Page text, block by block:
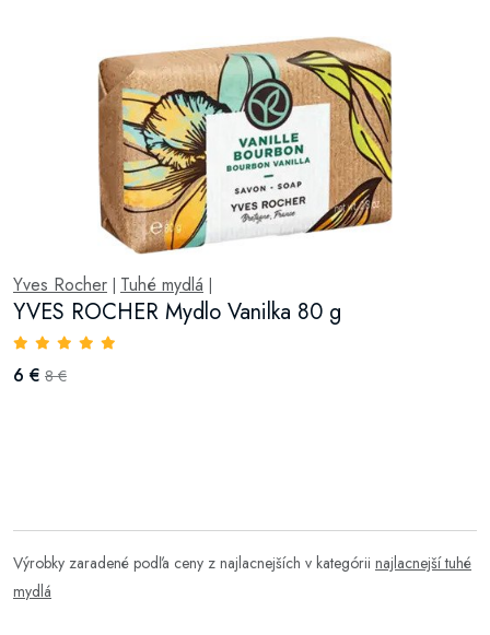
Yves Rocher Tuhé mydlá
YVES ROCHER Mydlo Vanilka 80 g
6 € 8 €
Výrobky zaradené podľa ceny z najlacnejších v kategórii najlacnejší tuhé
mydlá